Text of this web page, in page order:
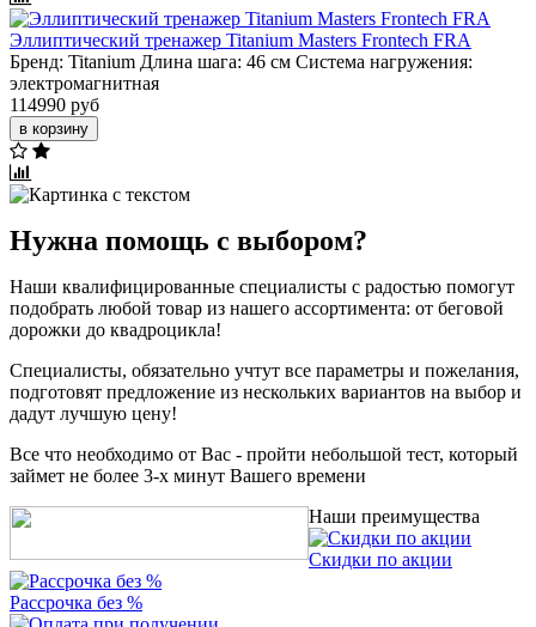
Эллиптический тренажер Titanium Masters Frontech FRA
Бренд: Titanium Длина шага: 46 см Система нагружения:
электромагнитная
114990 руб
в корзину
Нужна помощь с выбором?
Наши квалифицированные специалисты с радостью помогут
подобрать любой товар из нашего ассортимента: от беговой
дорожки до квадроцикла!
Специалисты, обязательно учтут все параметры и пожелания,
подготовят предложение из нескольких вариантов на выбор и
дадут лучшую цену!
Все что необходимо от Вас - пройти небольшой тест, который
займет не более 3-х минут Вашего времени
Наши преимущества
Скидки по акции
Рассрочка без %